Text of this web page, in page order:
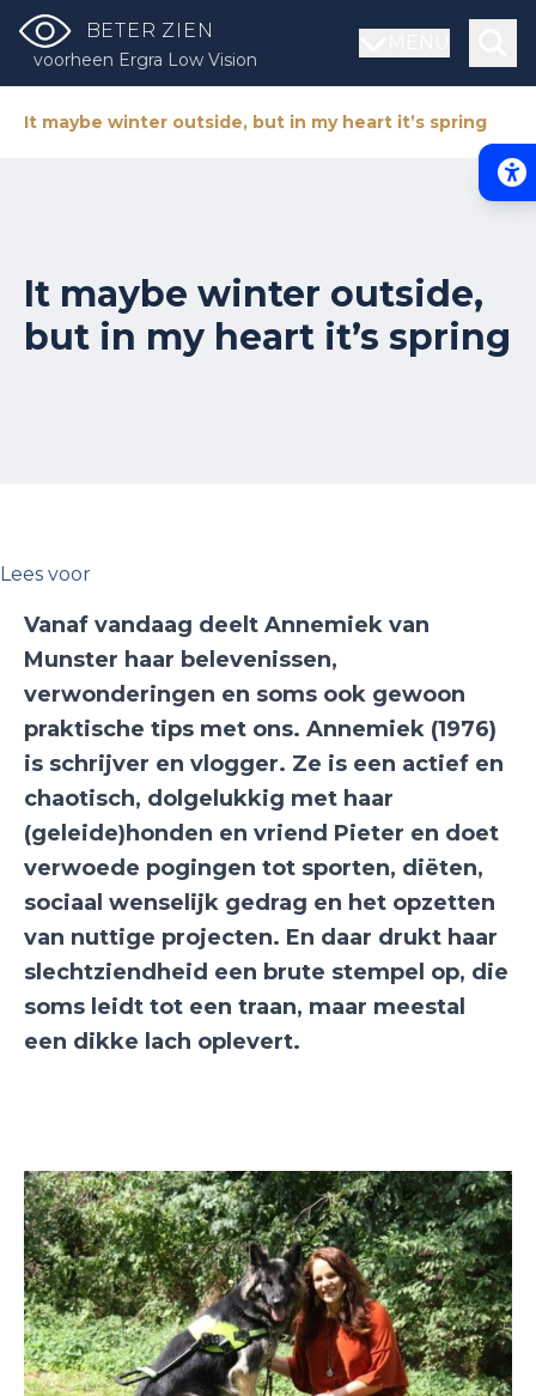
BETER ZIEN
voorheen Ergra Low Vision
It maybe winter outside, but in my heart it’s spring
It maybe winter outside,
but in my heart it’s spring
Lees voor
Vanaf vandaag deelt Annemiek van
Munster haar belevenissen,
verwonderingen en soms ook gewoon
praktische tips met ons. Annemiek (1976)
is schrijver en vlogger. Ze is een actief en
chaotisch, dolgelukkig met haar
(geleide)honden en vriend Pieter en doet
verwoede pogingen tot sporten, diëten,
sociaal wenselijk gedrag en het opzetten
van nuttige projecten. En daar drukt haar
slechtziendheid een brute stempel op, die
soms leidt tot een traan, maar meestal
een dikke lach oplevert.